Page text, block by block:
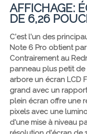
AFFICHAGE:
DE 6,26
C'est l'un des
Note 6 Pro obtient
Contrairement au
panneau plus petit
arbore un écran LCD
grand avec un
plein écran offre une
pixels avec une
d'une mise à niveau